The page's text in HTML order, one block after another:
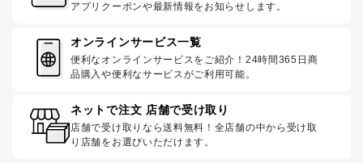
アプリクーポンや最新情報をお知らせします。
オンラインサービス一覧
便利なオンラインサービスをご紹介！24時間365日商
品購入や便利なサービスがご利用可能。
ネットで注文 店舗で受け取り
店舗で受け取りなら送料無料！全店舗の中から受け取
り店舗をお選びいただけます。